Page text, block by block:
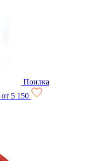
Поилка
от 5 150